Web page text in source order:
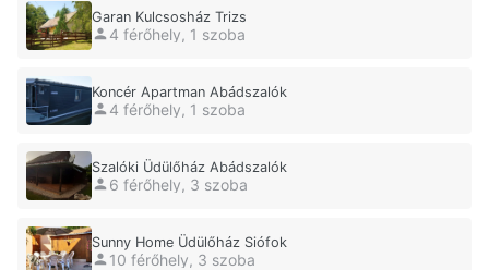
Garan Kulcsosház Trizs
4 férőhely, 1 szoba
Koncér Apartman Abádszalók
4 férőhely, 1 szoba
Szalóki Üdülőház Abádszalók
6 férőhely, 3 szoba
Sunny Home Üdülőház Siófok
10 férőhely, 3 szoba